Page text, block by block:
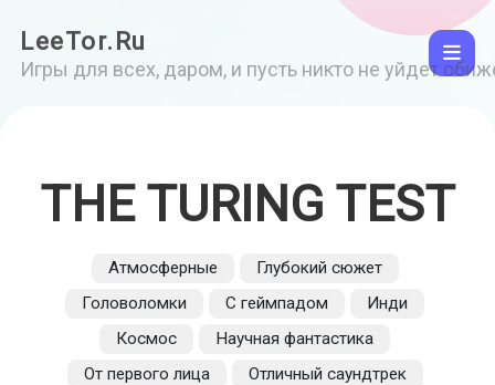
LeeTor.Ru
Игры для всех, даром, и пусть никто не уйдет
THE TURING TEST
Атмосферные
Глубокий сюжет
Головоломки
С геймпадом
Инди
Космос
Научная фантастика
От первого лица
Отличный саундтрек